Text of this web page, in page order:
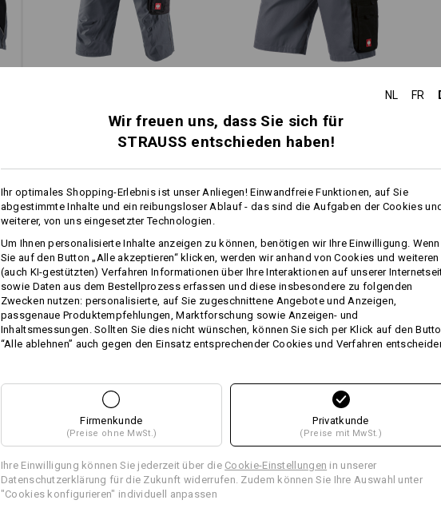
Personalisierung:
13
+3 weitere Features +3 weitere Features
Alle Details vergleichen
NL FR
Wir freuen uns, dass Sie sich für
STRAUSS entschieden haben!
Ihr optimales Shopping-Erlebnis ist unser Anliegen! Einwandfreie Funktionen, auf Sie
abgestimmte Inhalte und ein reibungsloser Ablauf - das sind die Aufgaben der Cookies
weiterer, von uns eingesetzter Technologien.
Um Ihnen personalisierte Inhalte anzeigen zu können, benötigen wir Ihre Einwilligung. Wenn
Sie auf den Button „Alle akzeptieren“ klicken, werden wir anhand von Cookies und weiteren
(auch KI-gestützten) Verfahren Informationen über Ihre Interaktionen auf unserer
sowie Daten aus dem Bestellprozess erfassen und diese insbesondere zu folgenden
Zwecken nutzen: personalisierte, auf Sie zugeschnittene Angebote und Anzeigen,
passgenaue Produktempfehlungen, Marktforschung sowie Anzeigen- und
Inhaltsmessungen. Sollten Sie dies nicht wünschen, können Sie sich per Klick auf den
“Alle ablehnen” auch gegen den Einsatz entsprechender Cookies und Verfahren
Firmenkunde
(Preise ohne MwSt.)
Privatkunde
(Preise mit MwSt.)
Ihre Einwilligung können Sie jederzeit über die Cookie-Einstellungen in unserer
Datenschutzerklärung für die Zukunft widerrufen. Zudem können Sie Ihre Auswahl unter
"Cookies konfigurieren" individuell anpassen